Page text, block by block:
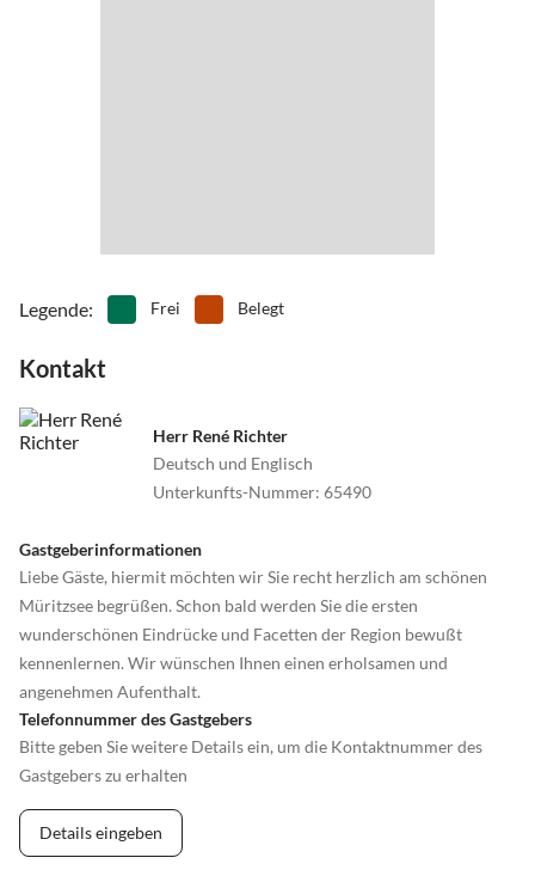
Legende: Frei Belegt
Kontakt
Herr René Richter
Deutsch und Englisch
Unterkunfts-Nummer: 65490
Gastgeberinformationen
Liebe Gäste, hiermit möchten wir Sie recht herzlich am schönen
Müritzsee begrüßen. Schon bald werden Sie die ersten
wunderschönen Eindrücke und Facetten der Region bewußt
kennenlernen. Wir wünschen Ihnen einen erholsamen und
angenehmen Aufenthalt.
Telefonnummer des Gastgebers
Bitte geben Sie weitere Details ein, um die Kontaktnummer des
Gastgebers zu erhalten
Details eingeben